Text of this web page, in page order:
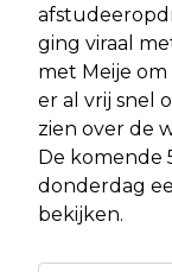
ging viraal
met Meije
er al vrij snel
zien over de
De komende
donderdag
bekijken.